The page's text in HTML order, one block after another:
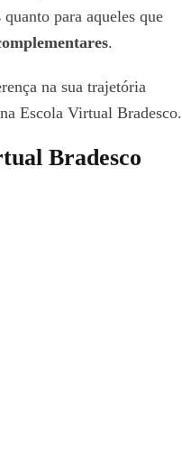
quanto para aqueles que
.
na sua trajetória
Escola Virtual Bradesco.
Bradesco